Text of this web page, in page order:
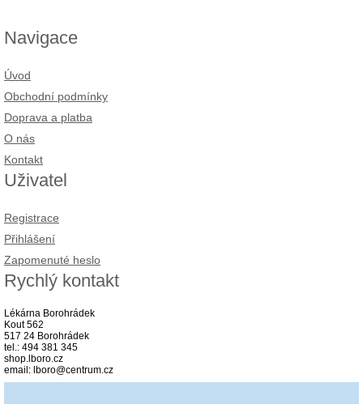
Navigace
Úvod
Obchodní podmínky
Doprava a platba
O nás
Kontakt
Uživatel
Registrace
Přihlášení
Zapomenuté heslo
Rychlý kontakt
Lékárna Borohrádek
Kout 562
517 24 Borohrádek
tel.: 494 381 345
shop.lboro.cz
email: lboro@centrum.cz